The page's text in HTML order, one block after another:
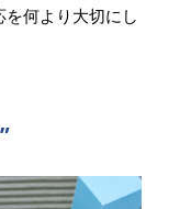
何より大切にし